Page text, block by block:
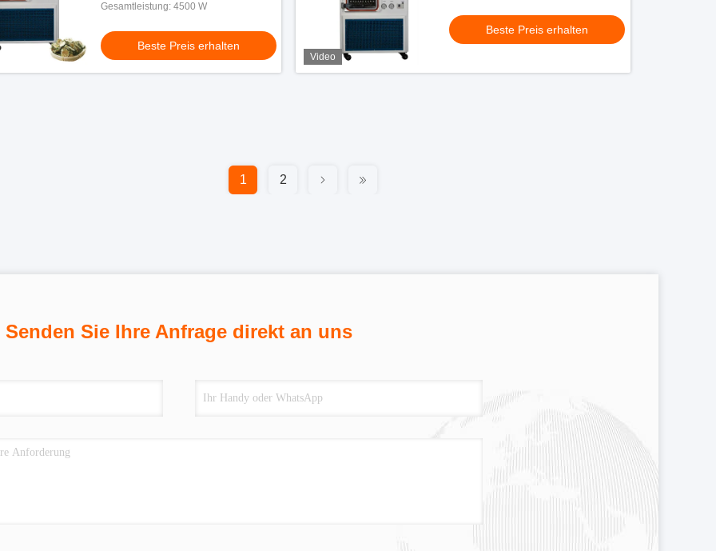
Gesamtleistung: 4500 W
Beste Preis erhalten
Video
Beste Preis erhalten
1 2
Senden Sie Ihre Anfrage direkt an uns